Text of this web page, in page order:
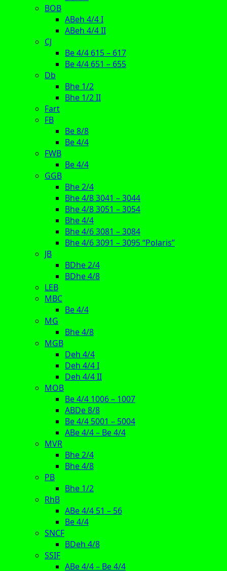
BOB
ABeh 4/4 I
ABeh 4/4 II
CJ
Be 4/4 615 – 617
Be 4/4 651 – 655
Db
Bhe 1/2
Bhe 1/2 II
Fart
FB
Be 8/8
Be 4/4
FWB
Be 4/4
GGB
Bhe 2/4
Bhe 4/8 3041 – 3044
Bhe 4/8 3051 – 3054
Bhe 4/4
Bhe 4/6 3081 – 3084
Bhe 4/6 3091 – 3095 “Polaris”
JB
BDhe 2/4
BDhe 4/8
LEB
MBC
Be 4/4
MG
Bhe 4/8
MGB
Deh 4/4
Deh 4/4 I
Deh 4/4 II
MOB
Be 4/4 1006 – 1007
ABDe 8/8
Be 4/4 5001 – 5004
ABe 4/4 – Be 4/4
MVR
Bhe 2/4
Bhe 4/8
PB
Bhe 1/2
RhB
ABe 4/4 51 – 56
Be 4/4
SNCF
BDeh 4/8
SSIF
ABe 4/4 – Be 4/4